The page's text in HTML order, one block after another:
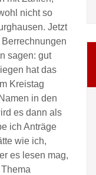
nicht so
Jetzt
sagen: gut
hat das
Kreistag
in den
es dann als
ich Anträge
wie ich,
es lesen mag,